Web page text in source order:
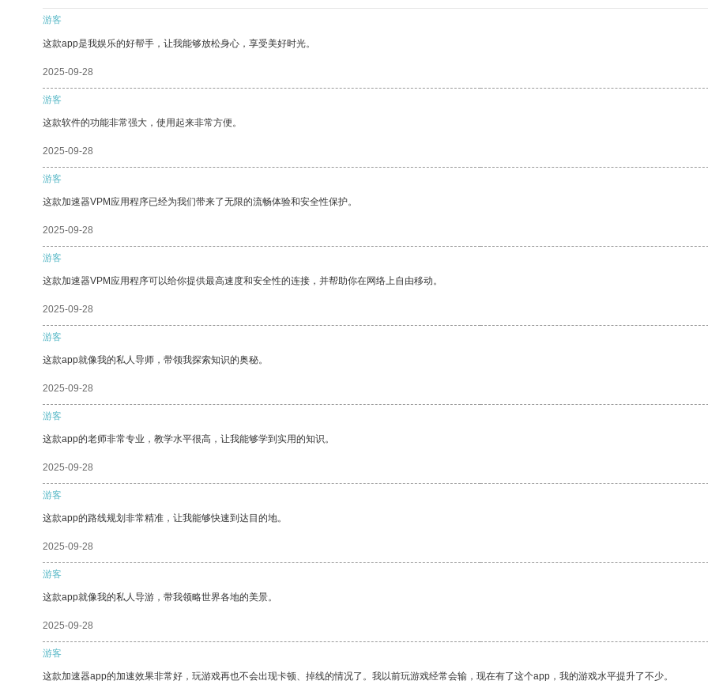
游客
这款app是我娱乐的好帮手，让我能够放松身心，享受美好时光。
2025-09-28
游客
这款软件的功能非常强大，使用起来非常方便。
2025-09-28
游客
这款加速器VPM应用程序已经为我们带来了无限的流畅体验和安全性保护。
2025-09-28
游客
这款加速器VPM应用程序可以给你提供最高速度和安全性的连接，并帮助你在网络上自由移动。
2025-09-28
游客
这款app就像我的私人导师，带领我探索知识的奥秘。
2025-09-28
游客
这款app的老师非常专业，教学水平很高，让我能够学到实用的知识。
2025-09-28
游客
这款app的路线规划非常精准，让我能够快速到达目的地。
2025-09-28
游客
这款app就像我的私人导游，带我领略世界各地的美景。
2025-09-28
游客
这款加速器app的加速效果非常好，玩游戏再也不会出现卡顿、掉线的情况了。我以前玩游戏经常会输，现在有了这个app，我的游戏水平提升了不少。